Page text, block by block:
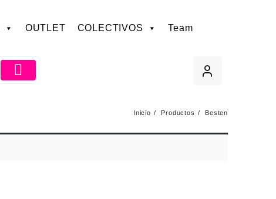
OUTLET COLECTIVOS Team
Inicio Productos Besten